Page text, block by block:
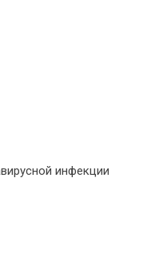
инфекции